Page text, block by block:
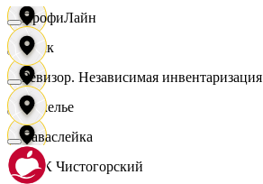
Смак
Сомелье
СПК Чистогорский
ПрофиЛайн
Ревизор. Независимая инвентаризация
Саваслейка